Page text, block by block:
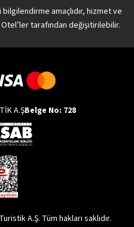
amaçlıdır, hizmet ve
tarafından değişitirilebilir.
A.ŞBelge No: 728
A.Ş. Tüm hakları saklıdır.